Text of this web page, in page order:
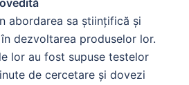
abordarea sa științifică și
dezvoltarea produselor lor.
lor au fost supuse testelor
de cercetare și dovezi